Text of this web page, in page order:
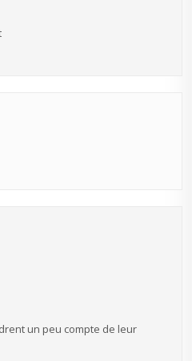
un peu compte de leur